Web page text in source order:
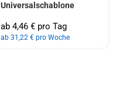
Universalschablone
ab 4,46 € pro Tag
ab 31,22 € pro Woche